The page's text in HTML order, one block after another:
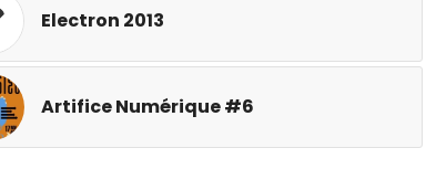
Electron 2013
Artifice Numérique #6